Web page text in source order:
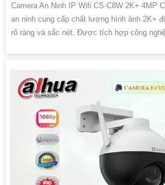
Camera An Ninh IP Wifi CS-C8W 2K+ 4MP
an ninh cung cấp chất lượng hình ảnh 2K+
rõ ràng và sắc nét. Được tích hợp công nghệ